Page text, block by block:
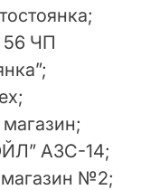
56 ЧП
АЗС-14;
№2;